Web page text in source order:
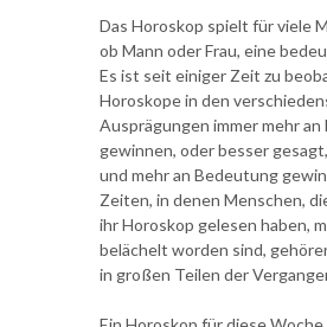
Das Horoskop spielt für viele
ob Mann oder Frau, eine
Es ist seit einiger Zeit zu
Horoskope in den
Ausprägungen immer mehr
gewinnen, oder besser
und mehr an Bedeutung
Zeiten, in denen Menschen,
ihr Horoskop gelesen haben,
belächelt worden sind,
in großen Teilen der